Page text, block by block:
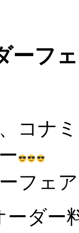
ーフ
コナ
フェ
ーダー